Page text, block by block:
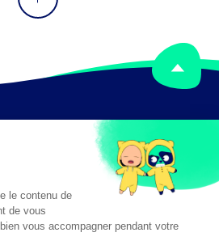
Mentions légales